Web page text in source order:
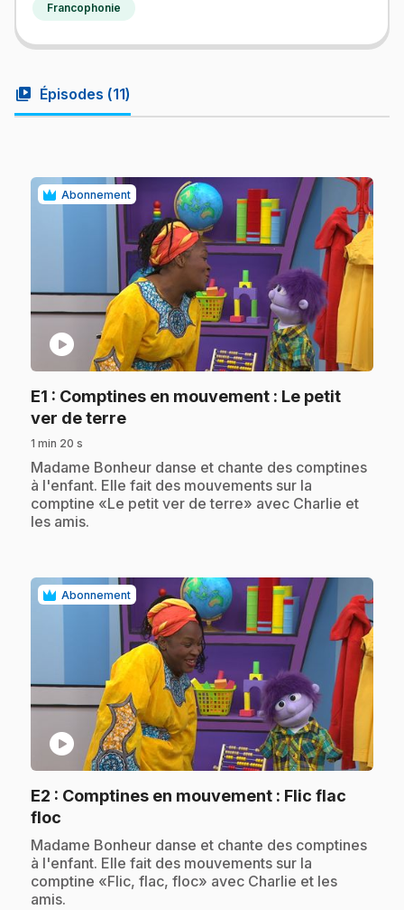
Francophonie
video_library Épisodes (11)
Abonnement
play_circle
E1 : Comptines en mouvement : Le petit
ver de terre.
1 min 20 s
.Madame Bonheur danse et chante des comptines
à l'enfant. Elle fait des mouvements sur la
comptine «Le petit ver de terre» avec Charlie et
les amis.
Abonnement
play_circle
E2 : Comptines en mouvement : Flic flac
floc
.Madame Bonheur danse et chante des comptines
à l'enfant. Elle fait des mouvements sur la
comptine «Flic, flac, floc» avec Charlie et les
amis.